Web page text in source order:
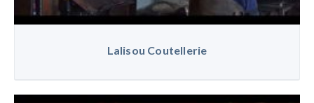
Lalisou Coutellerie